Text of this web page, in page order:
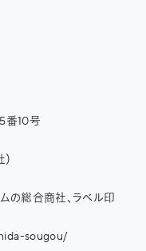
番10号
の総合商社、ラベル印
sougou/